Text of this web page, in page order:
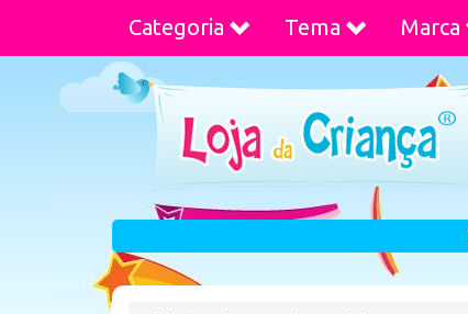
Categoria Tema Marca